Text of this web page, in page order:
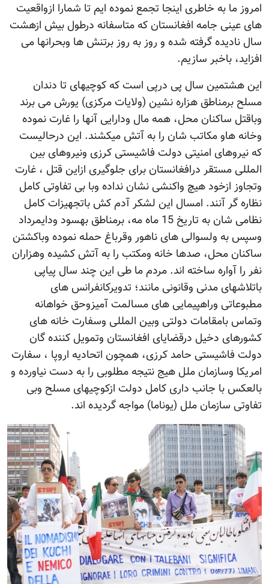
امروز ما به خاطری اینجا تجمع نموده ایم تا شمارا ازواقعیت
های عینی جامه افغانستان که متاسفانه درطول بیش ازهشت
سال نادیده گرفته شده و روز به روز برتنش ها وبحرانها می
افزاید، باخبر سازیم.
این هشتمین سال پی درپی است که کوچیهای تا دندان
مسلح برمناطق هزاره نشین (ولایات مرکزی) یورش می برند
وباقتل ساکنان محل، همه مال ودارایی آنها را غارت نموده
وخانه هاو مکاتب شان را به آتش میکشند. این درحالیست
که نیروهای امنیتی دولت فاشیستی کرزی ونیروهای بین
المللی مستقر درافغانستان برای جلوگیری ازاین قتل ، غارت
وتجاوز ازخود هیچ واکنشی نشان نداده وبا بی تفاوتی کامل
نظاره گر آنند. امسال این لشکر آدم کش باتجهیزات کامل
نظامی شان به تاریخ 15 ماه مه، برمناطق بهسود ودایمرداد
وسپس به ولسوالی های ناهور وقرباغ حمله نموده وباکشتن
ساکنان محل، صدها خانه ومکتب را به آتش کشیده وهزاران
نفر را آواره ساخته اند. مردم ما طی این چند سال پیاپی
باتلاشهای مدنی وقانونی مانند؛ تدویرکانفرانس های
مطبوعاتی وراهپیمایی های مسالمت آمیزوحق خواهانه
وتماس بامقامات دولتی وبین المللی وسفارت خانه های
کشورهای دخیل درقضایای افغانستان وتمویل کننده گان
دولت فاشیستی حامد کرزی، همچون اتحادیه اروپا ، سفارت
امریکا وسازمان ملل هیج نتیجه مطلوبی را به دست نیاورده و
بالعکس با جانب داری کامل دولت ازکوچیهای مسلح وبی
تفاوتی سازمان ملل (یوناما) مواجه گردیده اند.